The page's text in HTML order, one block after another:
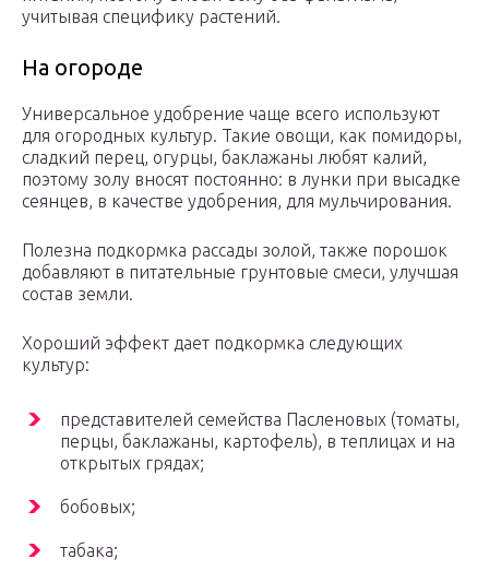
учитывая специфику растений.
На огороде
Универсальное удобрение чаще всего используют
для огородных культур. Такие овощи, как помидоры,
сладкий перец, огурцы, баклажаны любят калий,
поэтому золу вносят постоянно: в лунки при высадке
сеянцев, в качестве удобрения, для мульчирования.
Полезна подкормка рассады золой, также порошок
добавляют в питательные грунтовые смеси, улучшая
состав земли.
Хороший эффект дает подкормка следующих
культур:
представителей семейства Пасленовых (томаты,
перцы, баклажаны, картофель), в теплицах и на
открытых грядах;
бобовых;
табака;